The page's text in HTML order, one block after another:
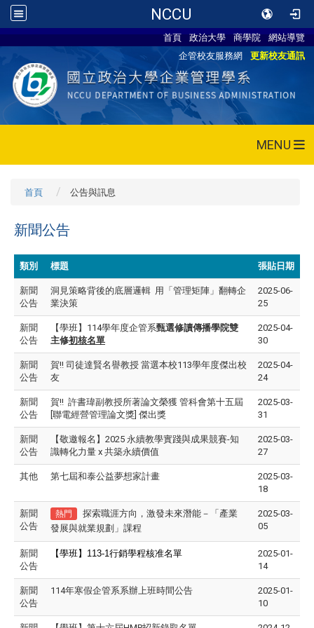
NCCU
首頁 政治大學 商學院
網站導覽
企管校友服務網
更新校友通訊
MENU
首頁 公告與訊息
新聞公告
類別 標題 張貼日期
新聞
公告
洞見策略背後的底層邏輯 用「管理矩陣」翻轉企
業決策
2025-06-
25
新聞
公告
【學班】114學年度企管系甄選修讀傳播學院雙
主修初核名單
2025-04-
30
新聞
公告
賀!! 司徒達賢名譽教授 當選本校113學年度傑出校
友
2025-04-
24
新聞
公告
賀!! 許書瑋副教授所著論文榮獲 管科會第十五屆
[聯電經營管理論文獎] 傑出獎
2025-03-
31
新聞
公告
【敬邀報名】2025 永續教學實踐與成果競賽-知
識轉化力量 x 共築永續價值
2025-03-
27
其他 第七屆和泰公益夢想家計畫
2025-03-
18
新聞
公告
熱門
探索職涯方向，激發未來潛能－「產業
發展與就業規劃」課程
2025-03-
05
新聞
公告
【學班】113-1行銷學程核准名單
2025-01-
14
新聞
公告
114年寒假企管系系辦上班時間公告
2025-01-
10